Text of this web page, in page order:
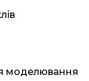
моделювання